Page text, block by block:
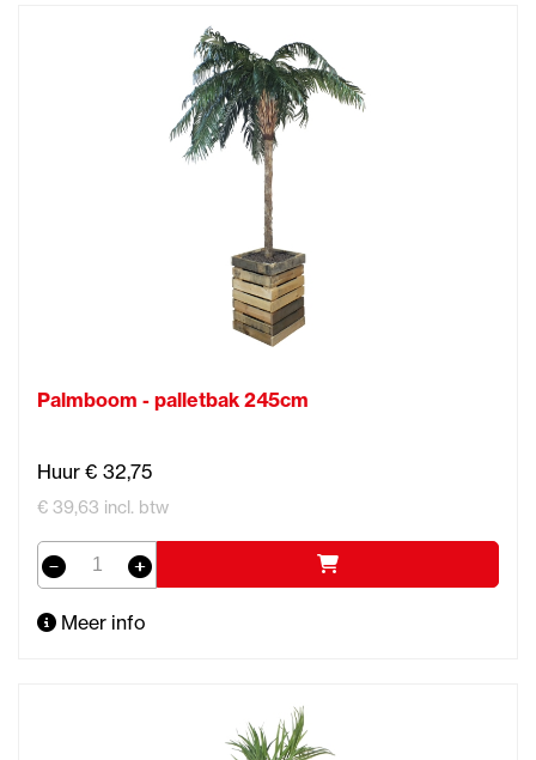
Palmboom - palletbak 245cm
Huur € 32,75
€ 39,63 incl. btw
Meer info